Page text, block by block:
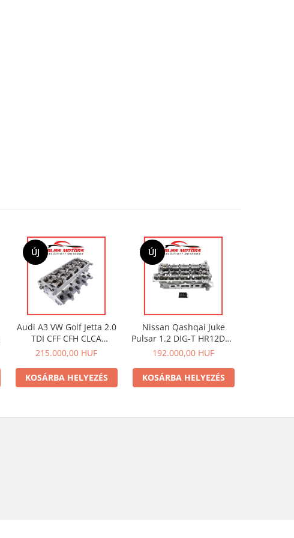
ÚJ
Audi A3 VW Golf Jetta 2.0
TDI CFF CFH CLCA
hengerfej 03L103351 , Az
tartalmazza.
215.000,00 HUF
KOSÁRBA HELYEZÉS
ÚJ
Nissan Qashqai Juke
Pulsar 1.2 DIG-T HR12DDT
HRA2DDT hengerfej
ÁFÁ-t nem tartalmazza.
192.000,00 HUF
KOSÁRBA HELYEZÉS